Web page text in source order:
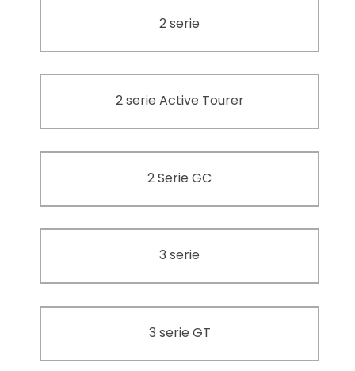
2 serie
2 serie Active Tourer
2 Serie GC
3 serie
3 serie GT